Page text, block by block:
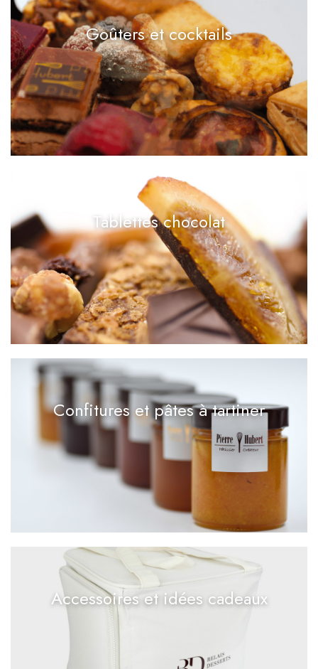
Goûters et cocktails
Tablettes chocolat
Confitures et pâtes à tartiner
Accessoires et idées cadeaux